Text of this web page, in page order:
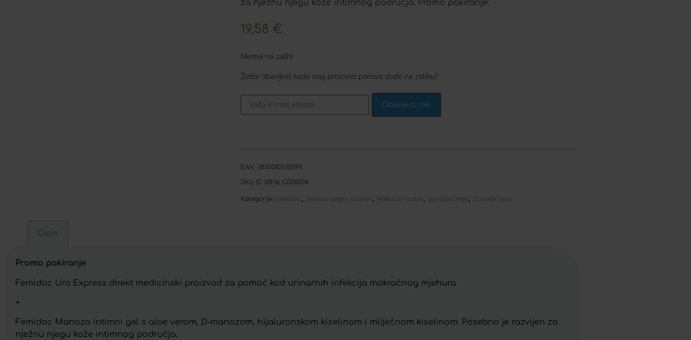
za nježnu njegu kože intimnog područja. Promo pakiranje.
19,58 €
Nema na zalihi
Želite obavijest kada ovaj proizvod ponovo dođe na zalihu?
Obavijesti me
EAN: 3830082610098
SKU (C šifra): C026034
Kategorije: Femidoc , Intimna njega i zdravlje, Mokraćni sustav, Samoliječenje, Zdravlje žena
Opis
Promo pakiranje
Femidoc Uro Express direkt medicinski proizvod za pomoć kod urinarnih infekcija mokraćnog mjehura
+
Femidoc Manoza intimni gel s aloe verom, D-manozom, hijaluronskom kiselinom i mliječnom kiselinom. Posebno je razvijen za
nježnu njegu kože intimnog područja.